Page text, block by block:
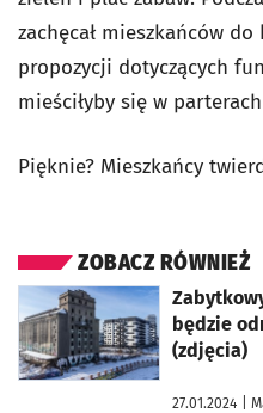
zachęcał mieszkańców
propozycji dotyczących
mieściłyby się w
Pięknie? Mieszkańcy
ZOBACZ RÓWNIEŻ
będzie
(zdjęcia)
27.01.2024 |
otworzy się w nowej karcie